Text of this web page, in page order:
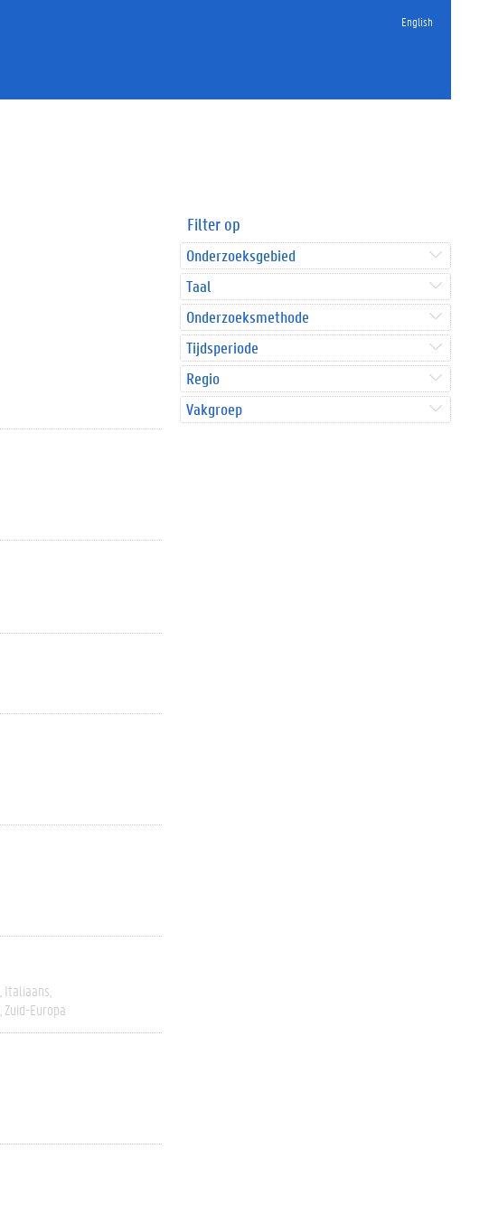
English
Italiaans
Zuid-Europa
Filter op
Onderzoeksgebied
Taal
Onderzoeksmethode
Tijdsperiode
Regio
Vakgroep